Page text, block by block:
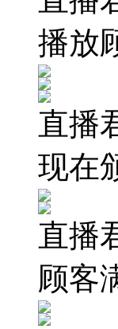
播放
直播
现在
直播
顾客